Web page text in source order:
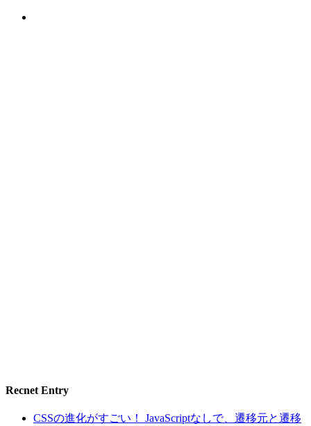
Recnet Entry
CSSの進化がすごい！ JavaScriptなしで、遷移元と遷移